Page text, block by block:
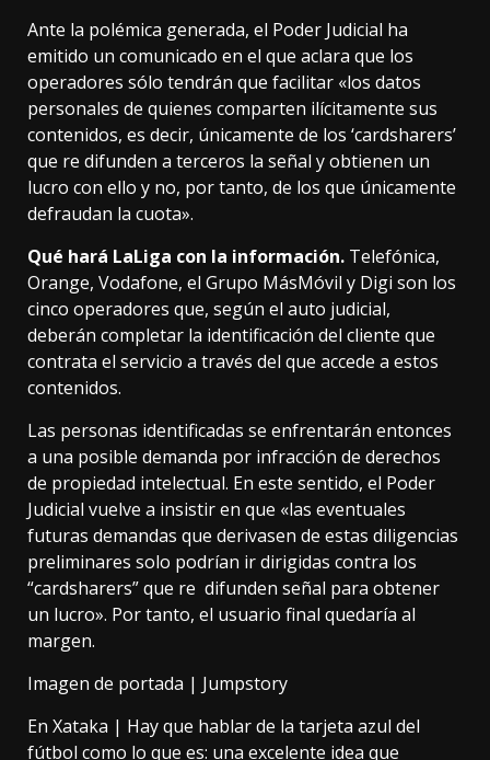
Ante la polémica generada, el Poder Judicial ha
emitido un comunicado en el que aclara que los
operadores sólo tendrán que facilitar «los datos
personales de quienes comparten ilícitamente sus
contenidos, es decir, únicamente de los ‘cardsharers’
que re difunden a terceros la señal y obtienen un
lucro con ello y no, por tanto, de los que únicamente
defraudan la cuota».
Qué hará LaLiga con la información. Telefónica,
Orange, Vodafone, el Grupo MásMóvil y Digi son los
cinco operadores que, según el auto judicial,
deberán completar la identificación del cliente que
contrata el servicio a través del que accede a estos
contenidos.
Las personas identificadas se enfrentarán entonces
a una posible demanda por infracción de derechos
de propiedad intelectual. En este sentido, el Poder
Judicial vuelve a insistir en que «las eventuales
futuras demandas que derivasen de estas diligencias
preliminares solo podrían ir dirigidas contra los
“cardsharers” que re difunden señal para obtener
un lucro». Por tanto, el usuario final quedaría al
margen.
Imagen de portada | Jumpstory
En Xataka | Hay que hablar de la tarjeta azul del
fútbol como lo que es: una excelente idea que